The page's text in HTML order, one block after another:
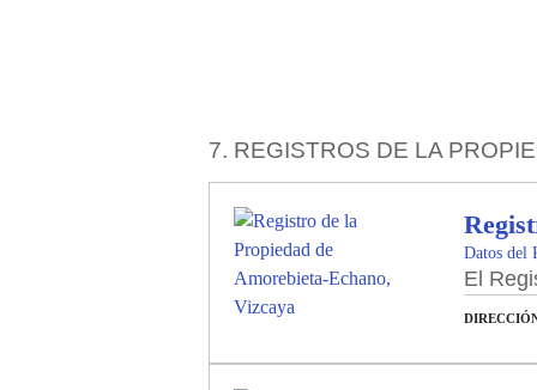
7. REGISTROS DE LA
Datos del
El